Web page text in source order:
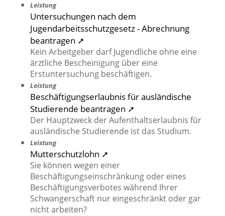
Leistung
Untersuchungen nach dem
Jugendarbeitsschutzgesetz - Abrechnung
beantragen ➚
Kein Arbeitgeber darf Jugendliche ohne eine
ärztliche Bescheinigung über eine
Erstuntersuchung beschäftigen.
Leistung
Beschäftigungserlaubnis für ausländische
Studierende beantragen ➚
Der Hauptzweck der Aufenthaltserlaubnis für
ausländische Studierende ist das Studium.
Leistung
Mutterschutzlohn ➚
Sie können wegen einer
Beschäftigungseinschränkung oder eines
Beschäftigungsverbotes während Ihrer
Schwangerschaft nur eingeschränkt oder gar
nicht arbeiten?